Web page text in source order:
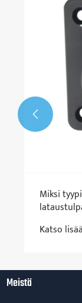
Miksi
Katso

Meistä